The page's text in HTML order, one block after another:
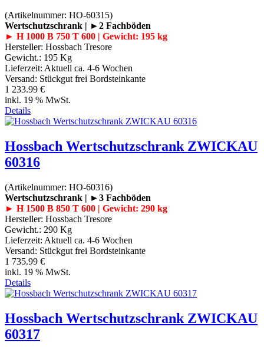
(Artikelnummer: HO-60315)
Wertschutzschrank | ►2 Fachböden
► H 1000 B 750 T 600 | Gewicht: 195 kg
Hersteller: Hossbach Tresore
Gewicht.: 195 Kg
Lieferzeit: Aktuell ca. 4-6 Wochen
Versand: Stückgut frei Bordsteinkante
1 233.99 €
inkl. 19 % MwSt.
Details
Hossbach Wertschutzschrank ZWICKAU
60316
(Artikelnummer: HO-60316)
Wertschutzschrank | ►3 Fachböden
► H 1500 B 850 T 600 | Gewicht: 290 kg
Hersteller: Hossbach Tresore
Gewicht.: 290 Kg
Lieferzeit: Aktuell ca. 4-6 Wochen
Versand: Stückgut frei Bordsteinkante
1 735.99 €
inkl. 19 % MwSt.
Details
Hossbach Wertschutzschrank ZWICKAU
60317